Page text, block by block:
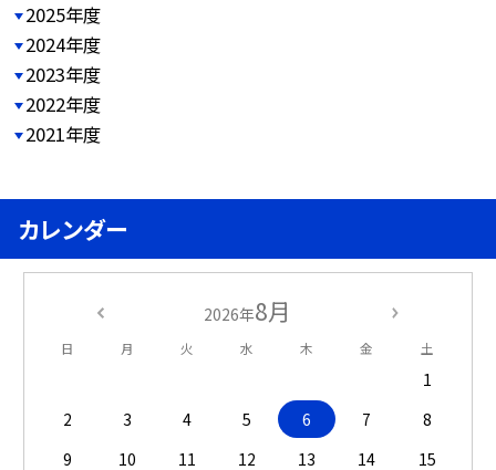
2025年度
2024年度
2023年度
2022年度
2021年度
カレンダー
2026年8月
日 月 火 水 木 金 土
1
2
3 4 5 6 7
8
9
10 11 12 13 14
15